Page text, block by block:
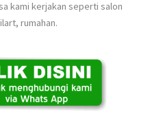
kami kerjakan seperti salon
rumahan.